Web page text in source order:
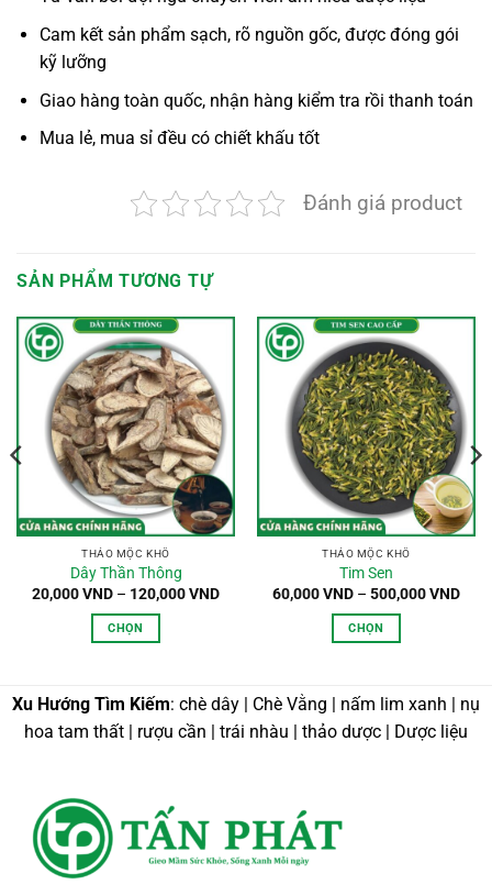
Cam kết sản phẩm sạch, rõ nguồn gốc, được đóng gói
kỹ lưỡng
Giao hàng toàn quốc, nhận hàng kiểm tra rồi thanh toán
Mua lẻ, mua sỉ đều có chiết khấu tốt
Đánh giá product
SẢN PHẨM TƯƠNG TỰ
THẢO MỘC KHÔ
Dây Thần Thông
20,000VND – 120,000VNDKhoảng
CHỌN
này
có
nhiều
chọn
THẢO MỘC KHÔ
Tim Sen
60,000VND – 500,000VND
CHỌN
này
nhiều
Xu Hướng Tìm Kiếm: chè dây | Chè Vằng | nấm lim xanh | nụ
hoa tam thất | rượu cần | trái nhàu | thảo dược | Dược liệu